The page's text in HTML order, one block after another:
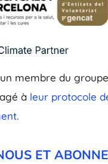
membre du groupe
à leur protocole
ET